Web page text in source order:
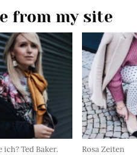
from my site
ich? Ted Baker.
Rosa Zeiten